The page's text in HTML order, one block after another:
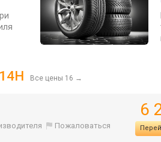
Все цены 16 →
Пожаловаться
6